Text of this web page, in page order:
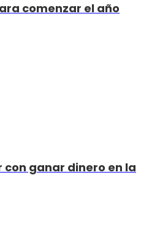
comenzar el año
con ganar dinero en la